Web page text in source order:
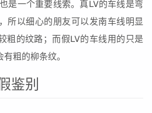
是一个重要线索。真LV的车线是弯
所以细心的朋友可以发南车线明显
粗的纹路；而假LV的车线用的只是
粗的柳条纹。
鉴别